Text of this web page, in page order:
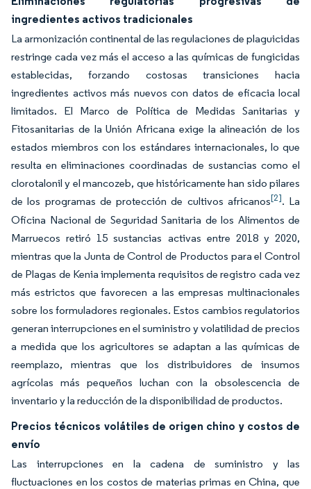
ingredientes activos tradicionales
La armonización continental de las regulaciones de plaguicidas
restringe cada vez más el acceso a las químicas de fungicidas
establecidas, forzando costosas transiciones hacia
ingredientes activos más nuevos con datos de eficacia local
limitados. El Marco de Política de Medidas Sanitarias y
Fitosanitarias de la Unión Africana exige la alineación de los
estados miembros con los estándares internacionales, lo que
resulta en eliminaciones coordinadas de sustancias como el
clorotalonil y el mancozeb, que históricamente han sido pilares
de los programas de protección de cultivos africanos[2]. La
Oficina Nacional de Seguridad Sanitaria de los Alimentos de
Marruecos retiró 15 sustancias activas entre 2018 y 2020,
mientras que la Junta de Control de Productos para el Control
de Plagas de Kenia implementa requisitos de registro cada vez
más estrictos que favorecen a las empresas multinacionales
sobre los formuladores regionales. Estos cambios regulatorios
generan interrupciones en el suministro y volatilidad de precios
a medida que los agricultores se adaptan a las químicas de
reemplazo, mientras que los distribuidores de insumos
agrícolas más pequeños luchan con la obsolescencia de
inventario y la reducción de la disponibilidad de productos.
Precios técnicos volátiles de origen chino y costos de
envío
Las interrupciones en la cadena de suministro y las
fluctuaciones en los costos de materias primas en China, que